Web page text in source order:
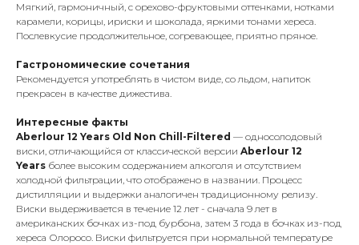
Мягкий, гармоничный, с орехово-фруктовыми оттенками, нотками
карамели, корицы, ириски и шоколада, яркими тонами хереса.
Послевкусие продолжительное, согревающее, приятно пряное.
Гастрономические сочетания
Рекомендуется употреблять в чистом виде, со льдом, напиток
прекрасен в качестве дижестива.
Интересные факты
Aberlour 12 Years Old Non Сhill-Filtered — односолодовый
виски, отличающийся от классической версии Aberlour 12
Years более высоким содержанием алкоголя и отсутствием
холодной фильтрации, что отображено в названии. Процесс
дистилляции и выдержки аналогичен традиционному релизу.
Виски выдерживается в течение 12 лет - сначала 9 лет в
американских бочках из-под бурбона, затем 3 года в бочках из-под
хереса Олоросо. Виски фильтруется при нормальной температуре